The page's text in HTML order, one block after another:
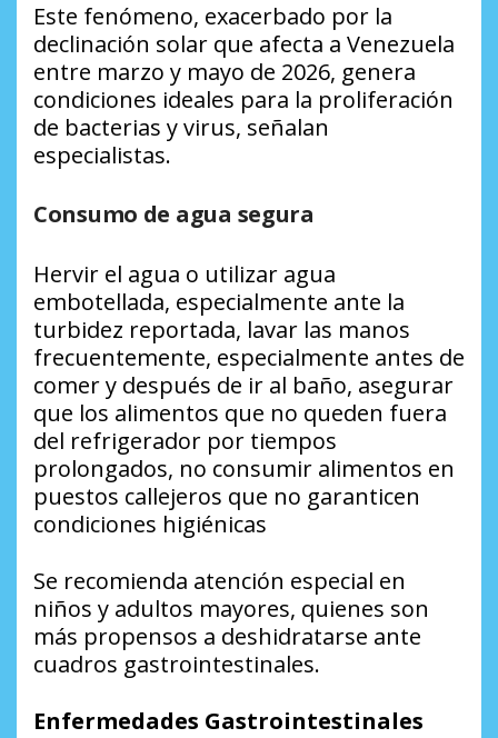
Este fenómeno, exacerbado por la
declinación solar que afecta a Venezuela
entre marzo y mayo de 2026, genera
condiciones ideales para la proliferación
de bacterias y virus, señalan
especialistas.
Consumo de agua segura
Hervir el agua o utilizar agua
embotellada, especialmente ante la
turbidez reportada, lavar las manos
frecuentemente, especialmente antes de
comer y después de ir al baño, asegurar
que los alimentos que no queden fuera
del refrigerador por tiempos
prolongados, no consumir alimentos en
puestos callejeros que no garanticen
condiciones higiénicas
Se recomienda atención especial en
niños y adultos mayores, quienes son
más propensos a deshidratarse ante
cuadros gastrointestinales.
Enfermedades Gastrointestinales